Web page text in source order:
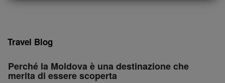
Travel Blog
Perché la Moldova è una destinazione che
merita di essere scoperta